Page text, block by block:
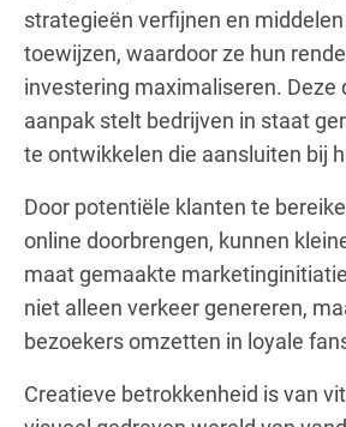
strategieën verfijnen en
toewijzen, waardoor ze hun
investering maximaliseren. Deze
aanpak stelt bedrijven in staat
te ontwikkelen die aansluiten bij
Door potentiële klanten te
online doorbrengen, kunnen
maat gemaakte
niet alleen verkeer genereren,
bezoekers omzetten in loyale
Creatieve betrokkenheid is van